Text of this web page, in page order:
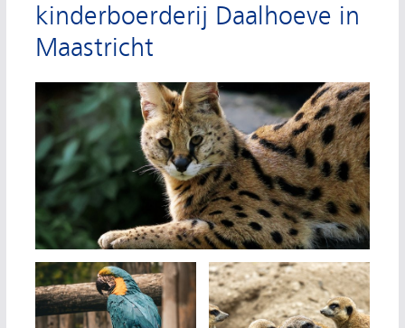
kinderboerderij Daalhoeve in
Maastricht